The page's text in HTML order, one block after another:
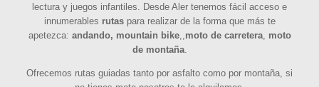
lectura y juegos infantiles. Desde Aler tenemos fácil acceso e
innumerables rutaspara realizar de la forma que más te
apetezca: andando, mountain bike,, moto de carretera, moto
de montaña.
Ofrecemos rutas guiadas tanto por asfalto como por montaña, si